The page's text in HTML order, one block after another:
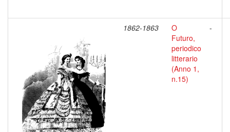
1862-1863
O
Futuro,
periodico
litterario
(Anno 1,
n.15)
-